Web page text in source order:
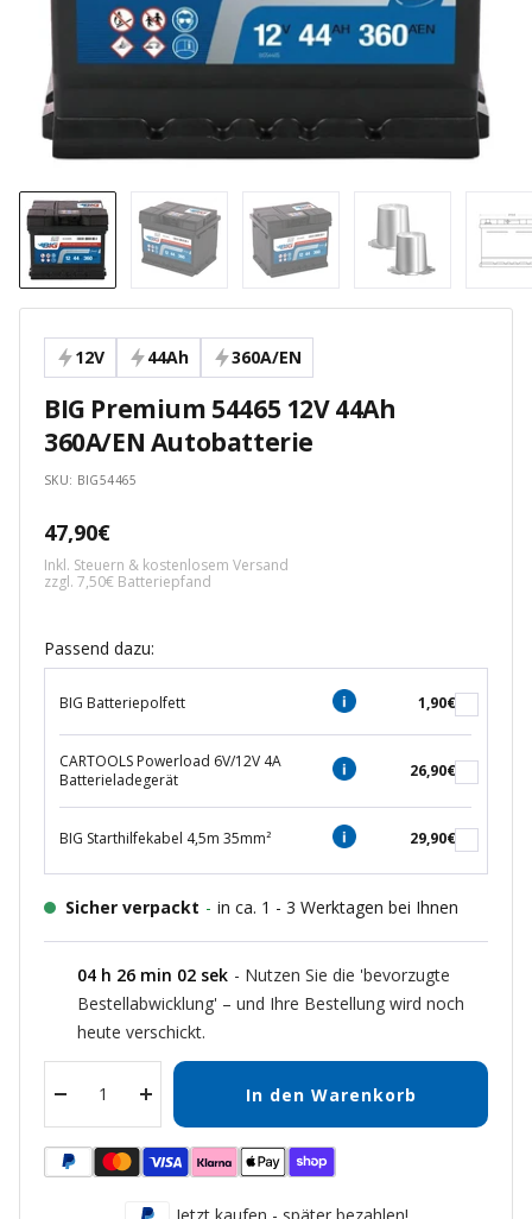
12V 44Ah 360A/EN
BIG Premium 54465 12V 44Ah
360A/EN Autobatterie
SKU: BIG54465
Angebotspreis
47,90€
Inkl. Steuern & kostenlosem Versand
zzgl. 7,50€ Batteriepfand
Passend dazu:
BIG Batteriepolfett 1,90€
CARTOOLS Powerload 6V/12V 4A
Batterieladegerät
26,90€
BIG Starthilfekabel 4,5m 35mm² 29,90€
Sicher verpackt - in ca. 1 - 3 Werktagen bei Ihnen
04 h 26 min 01 sek - Nutzen Sie die 'bevorzugte
Bestellabwicklung' – und Ihre Bestellung wird noch
heute verschickt.
Menge
verringern
Menge
erhöhen
In den Warenkorb